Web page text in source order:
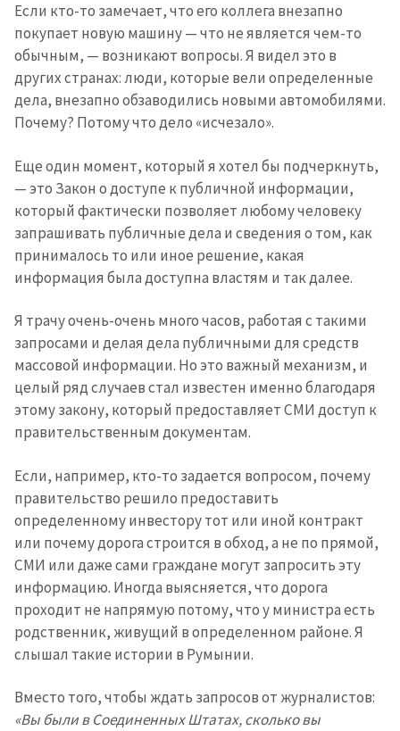
Если кто-то замечает, что его коллега внезапно
покупает новую машину — что не является чем-то
обычным, — возникают вопросы. Я видел это в
других странах: люди, которые вели определенные
дела, внезапно обзаводились новыми автомобилями.
Почему? Потому что дело «исчезало».
Еще один момент, который я хотел бы подчеркнуть,
— это Закон о доступе к публичной информации,
который фактически позволяет любому человеку
запрашивать публичные дела и сведения о том, как
принималось то или иное решение, какая
информация была доступна властям и так далее.
Я трачу очень-очень много часов, работая с такими
запросами и делая дела публичными для средств
массовой информации. Но это важный механизм, и
целый ряд случаев стал известен именно благодаря
этому закону, который предоставляет СМИ доступ к
правительственным документам.
Если, например, кто-то задается вопросом, почему
правительство решило предоставить
определенному инвестору тот или иной контракт
или почему дорога строится в обход, а не по прямой,
СМИ или даже сами граждане могут запросить эту
информацию. Иногда выясняется, что дорога
проходит не напрямую потому, что у министра есть
родственник, живущий в определенном районе. Я
слышал такие истории в Румынии.
Вместо того, чтобы ждать запросов от журналистов:
«Вы были в Соединенных Штатах, сколько вы